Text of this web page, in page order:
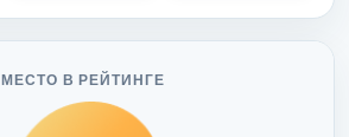
МЕСТО В РЕЙТИНГЕ